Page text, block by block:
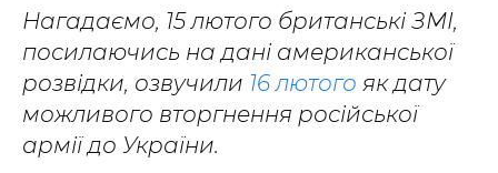
Нагадаємо, 15 лютого британські ЗМІ,
посилаючись на дані американської
розвідки, озвучили 16 лютого як дату
можливого вторгнення російської
армії до України.